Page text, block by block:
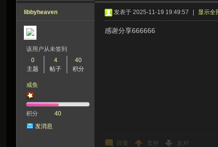
libbyheaven
该用户从未签到
0
主题
4
帖子
40
积分
咸鱼
积分
40
发消息
发表于 2025-11-19 19:49:57 显示全
感谢分享666666
回复 支持 反对